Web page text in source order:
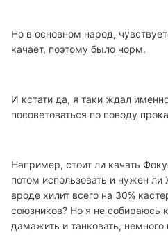
Но в основном народ,
качает, поэтому было норм.
И кстати да, я таки ждал
посоветоваться по поводу
Например, стоит ли качать
потом использовать и нужен ли
вроде хилит всего на 30%
союзников? Но я не собираюсь
дамажить и танковать,